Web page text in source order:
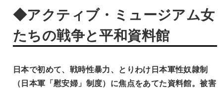
◆アクティブ・ミュージアム女
たちの戦争と平和資料館
日本で初めて、戦時性暴力、とりわけ日本軍性奴隷制
（日本軍「慰安婦」制度）に焦点をあてた資料館。被害